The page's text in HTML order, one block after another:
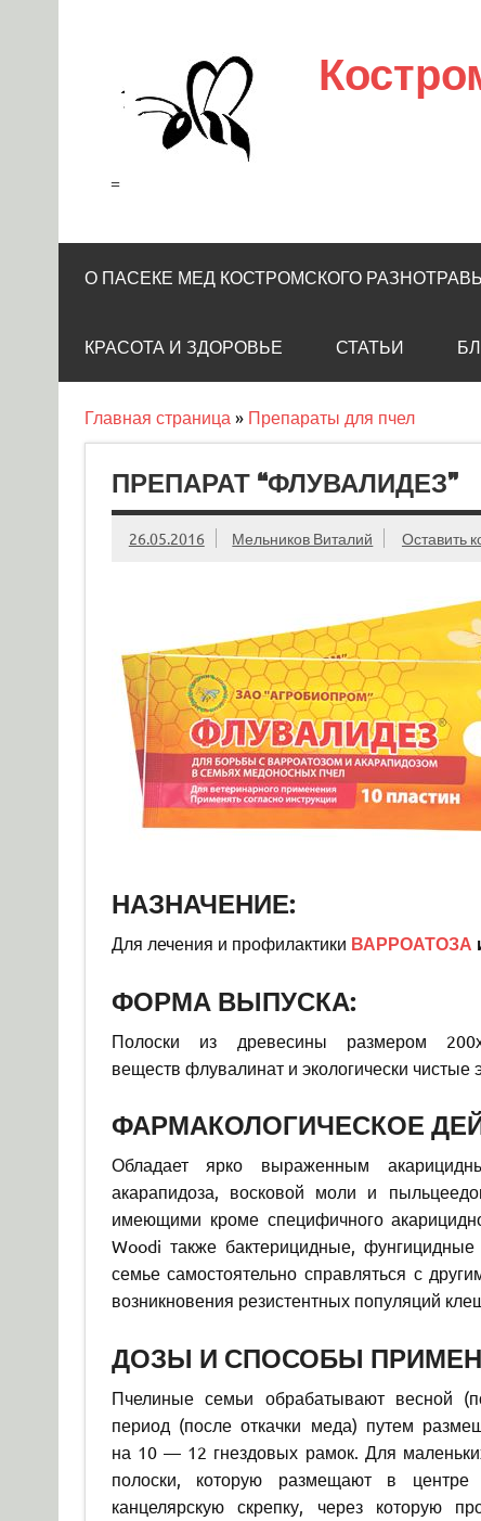
=
О ПАСЕКЕ МЕД КОСТРОМСКОГО
КРАСОТА И ЗДОРОВЬЕ СТАТЬИ
Главная страница » Препараты для пчел
ПРЕПАРАТ “ФЛУВАЛИДЕЗ”
26.05.2016 Мельников Виталий Оставить
НАЗНАЧЕНИЕ:
Для лечения и профилактики ВАРРОАТОЗА
ФОРМА ВЫПУСКА:
Полоски из древесины размером
веществ флувалинат и экологически
ФАРМАКОЛОГИЧЕСКОЕ
Обладает ярко выраженным
акарапидоза, восковой моли и
имеющими кроме специфичного
Woodi также бактерицидные,
семье самостоятельно справляться с
возникновения резистентных популяций
ДОЗЫ И СПОСОБЫ
Пчелиные семьи обрабатывают весной
период (после откачки меда) путем
на 10 — 12 гнездовых рамок. Для
полоски, которую размещают в
канцелярскую скрепку, через которую